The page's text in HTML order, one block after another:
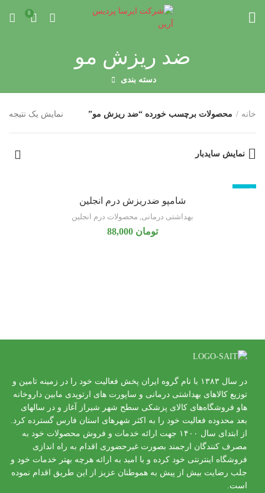
0
ضد ریزش مو
دسته بندی
خانه محصولات برچسب خورده “ضد ریزش مو” نمایش یک نتیجه
نمایش سایدبار
ناموجود
شامپو ضدریزش درم انجلین
بهداشتی درمانی, محصولات درم انجلین
تومان
در سال ۱۳۸۳ با نام گروه ایران پخش فعالیت خود را در زمینه تامین و
توزیع کالاهای بهداشتی درمانی و ساپورت های ارتوپدی مابین داروخانه
هاو فروشگاه‌های کالای پزشکی سطح شهر شیراز آغاز و در سالهای
بعد محدوده فعالیت خود را به اکثر شهرهای استان فارس گسترده کرد.
از ابتدای سال ۱۴۰۰ جهت ارائه خدمات و فروش محصولات خود به
مصرف کنندگان ارجمند بصورت غیرحضوری اقدام به راه اندازی
فروشگاه اینترنتی خود کرده و با امید به ارائه هرچه بهتر خدمات خود و
جلب رضایت بیش از پیش به هموطنان عزیز از این طریق اقدام نموده
است.